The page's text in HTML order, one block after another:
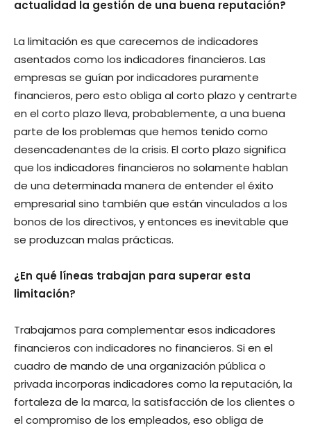
actualidad la gestión de una buena reputación?
La limitación es que carecemos de indicadores
asentados como los indicadores financieros. Las
empresas se guían por indicadores puramente
financieros, pero esto obliga al corto plazo y centrarte
en el corto plazo lleva, probablemente, a una buena
parte de los problemas que hemos tenido como
desencadenantes de la crisis. El corto plazo significa
que los indicadores financieros no solamente hablan
de una determinada manera de entender el éxito
empresarial sino también que están vinculados a los
bonos de los directivos, y entonces es inevitable que
se produzcan malas prácticas.
¿En qué líneas trabajan para superar esta
limitación?
Trabajamos para complementar esos indicadores
financieros con indicadores no financieros. Si en el
cuadro de mando de una organización pública o
privada incorporas indicadores como la reputación, la
fortaleza de la marca, la satisfacción de los clientes o
el compromiso de los empleados, eso obliga de